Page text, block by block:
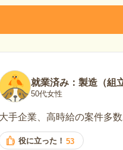
就業済み：製造（組
50代女性
大手企業、高時給の案件多数
役に立った！ 53